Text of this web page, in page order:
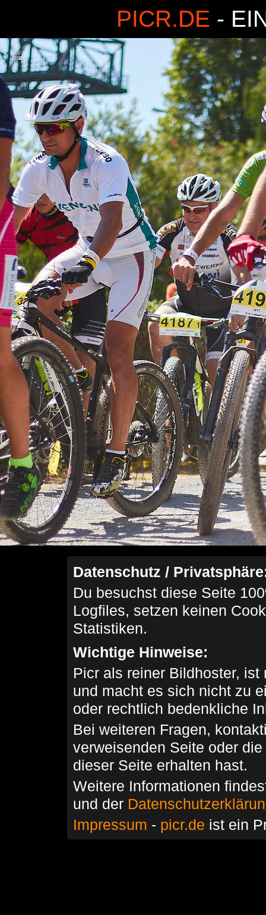
PICR.DE -
Datenschutz /
Du besuchst diese Seite
Logfiles, setzen keinen
Statistiken.
Wichtige Hinweise:
Picr als reiner Bildhoster,
und macht es sich nicht zu
oder rechtlich bedenkliche
Bei weiteren Fragen,
verweisenden Seite oder
dieser Seite erhalten hast.
Weitere Informationen
und der
Impressum - picr.de ist ein